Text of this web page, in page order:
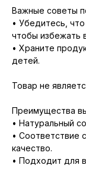
Важные советы
• Убедитесь,
чтобы избежать
• Храните
детей.
Товар не
Преимущества
• Натуральный
• Соответствие
качество.
• Подходит для